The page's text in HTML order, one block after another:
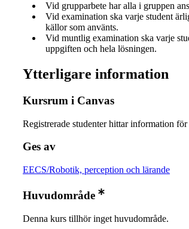
Vid grupparbete har alla i gruppen
Vid examination ska varje student
källor som använts.
Vid muntlig examination ska varje
uppgiften och hela lösningen.
Ytterligare information
Kursrum i Canvas
Registrerade studenter hittar information
Ges av
EECS/Robotik, perception och lärande
Huvudområde
Denna kurs tillhör inget huvudområde.